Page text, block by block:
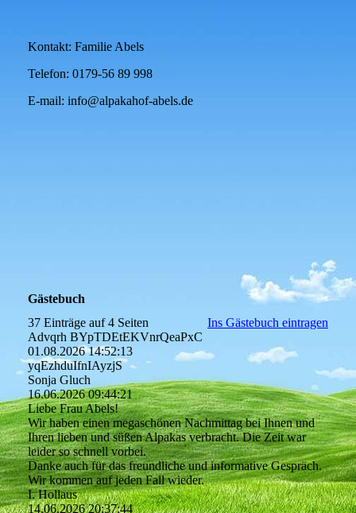
Kontakt: Familie Abels
Telefon: 0179-56 89 998
E-mail: info@alpakahof-abels.de
Gästebuch
37 Einträge auf 4 Seiten
Ins Gästebuch eintragen
Advqrh BYpTDEtEKVnrQeaPxC
01.08.2026 14:52:13
yqEzhduIfnIAyzjS
Sonja Gluch
16.06.2026 09:44:21
Liebe Frau Abels!
Wir haben einen megaschönen Nachmittag bei Ihnen und
Ihren lieben und süßen Alpakas verbracht. Die Zeit war
leider so schnell vorbei.
Danke auch für das freundliche und informative Gespräch.
Wir kommen auf jeden Fall wieder.
I. Hollaus
14.06.2026 20:37:44